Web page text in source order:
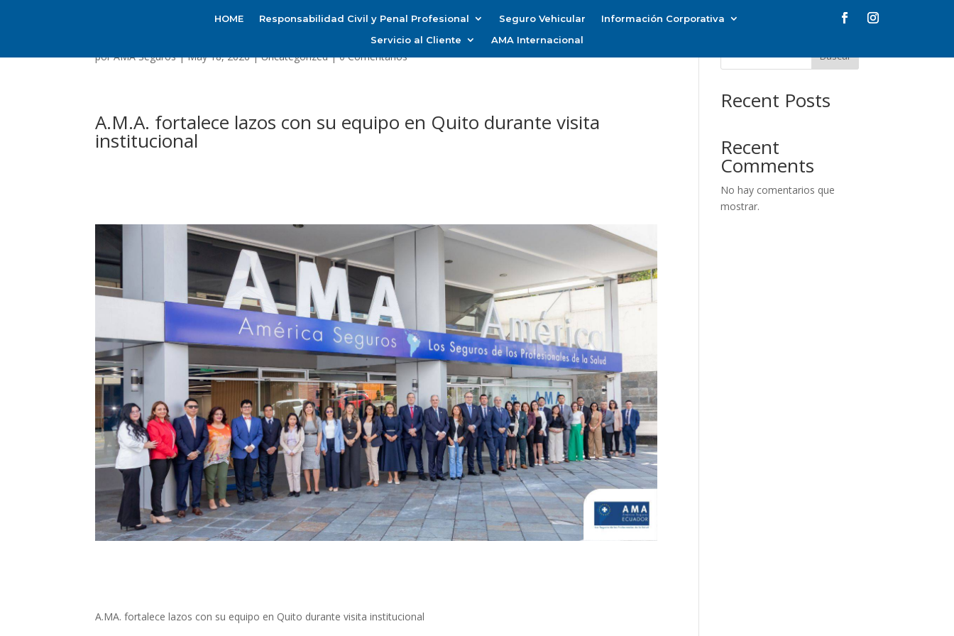
HOME Responsabilidad Civil y Penal Profesional Seguro Vehicular
Información Corporativa
Servicio al Cliente
AMA Internacional
porAMA Seguros|May 18, 2026|Uncategorized|0 Comentarios
A.M.A. fortalece lazos con su equipo en Quito durante visita
institucional
A.MA. fortalece lazos con su equipo en Quito durante visita institucional
Buscar
Recent Posts
Recent
Comments
No hay comentarios que
mostrar.